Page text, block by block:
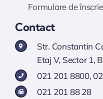
Formulare de
Contact
Str. Constantin
Etaj V, Sector 1,
021 201 8800,
021 201 88 28